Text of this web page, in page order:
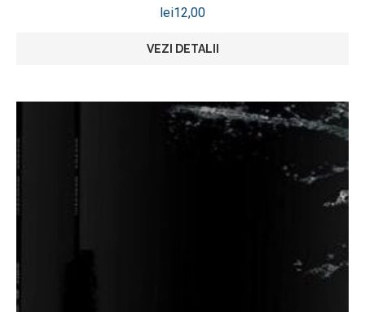
lei12,00
VEZI DETALII